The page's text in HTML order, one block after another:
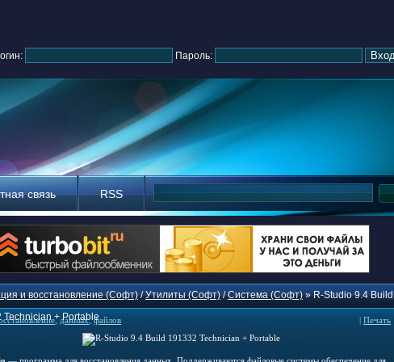
Пароль:
связь RSS
и восстановление (Софт)/Утилиты (Софт)/Система (Софт)» R-Studio 9.4 Build
Technician + Portable
,данных,файлов | Печать